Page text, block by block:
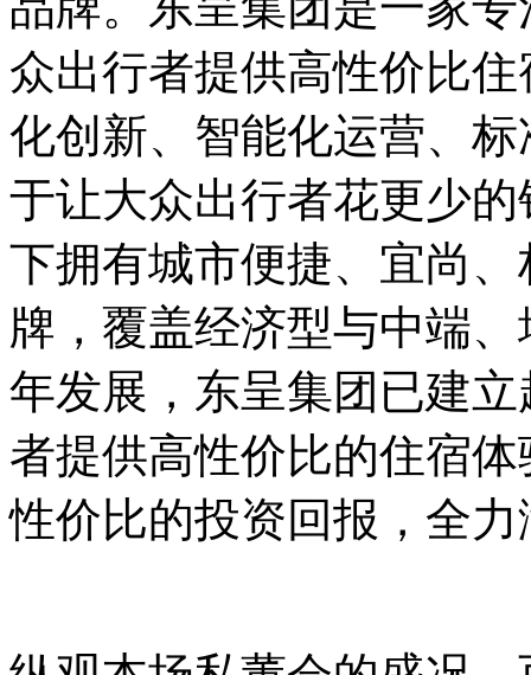
众出行者提供高性价比
化创新、智能化运营、
于让大众出行者花更少
下拥有城市便捷、宜尚
牌，覆盖经济型与中端
年发展，东呈集团已建
者提供高性价比的住宿
性价比的投资回报，全